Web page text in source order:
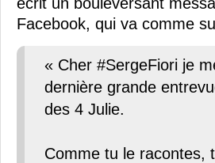
Facebook, qui va comme
« Cher #SergeFiori je
dernière grande
des 4 Julie.
Comme tu le racontes,